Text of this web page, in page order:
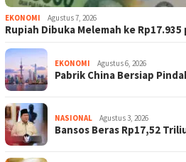
EKONOMI Agustus 7, 2026
Rupiah Dibuka Melemah ke
EKONOMI Agustus 6, 2026
Pabrik China Bersiap
NASIONAL Agustus 3, 2026
Bansos Beras Rp17,52